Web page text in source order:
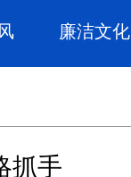
廉洁文化
抓手